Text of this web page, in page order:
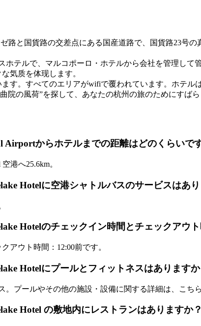
路と国貨路の交差点にある国産道路で、国貨路23号
ホテルで、マルコポーロ・ホテルから会社を管理し
気质を体现します。
す。すべてのエリアがwifiで覆われています。ホテ
院の風荷”を探して、あなたの杭州の旅のためにすば
Airportからホテルまでの距離はどのくらいで
港へ25.6km。
Hotelに空港シャトルバスのサービスはあ
Hotelのチェックイン時間とチェックアウ
アウト時間：12:00前です。
Hotelにプールとフィットネスはありますか
。プールやその他の施設・設備に関する詳細は、こち
Hotel の敷地内にレストランはありますか？